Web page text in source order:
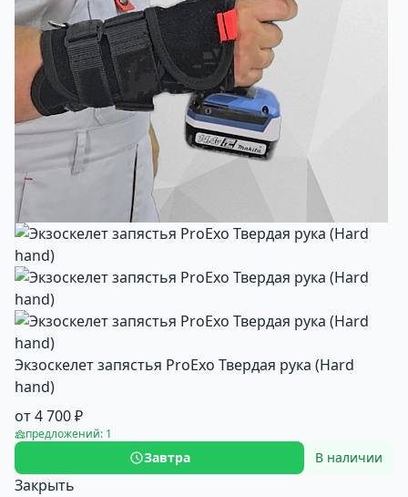
Экзоскелет запястья ProExo Твердая рука (Hard
hand)
от 4 700 ₽
предложений: 1
Завтра В наличии
Закрыть